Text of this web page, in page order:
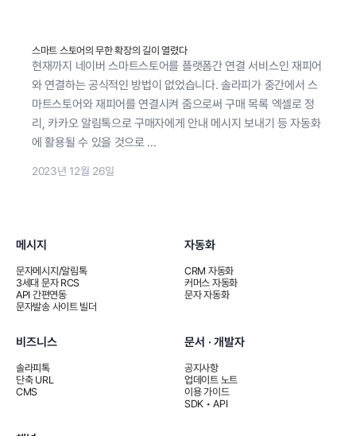
스마트 스토어의 무한 확장의 길이 열렸다
현재까지 네이버 스마트스토어를 플랫폼간 연결 서비스인 재피어
와 연결하는 공식적인 방법이 없었습니다. 솔라피가 중간에서 스
마트스토어와 재피어를 연결시켜 줌으로써 구매 목록 엑셀로 정
리, 카카오 알림톡으로 구매자에게 안내 메시지 보내기 등 자동화
에 활용될 수 있을 것으로 ...
2023년 12월 26일
메시지
문자메시지/알림톡
3세대 문자 RCS
API 간편연동
문자발송 사이트 빌더
자동화
CRM 자동화
커머스 자동화
문자 자동화
비즈니스
솔라피톡
단축 URL
CMS
문서 · 개발자
공지사항
업데이트 노트
이용 가이드
SDK • API